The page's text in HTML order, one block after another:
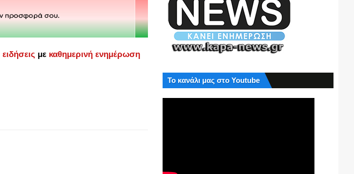
ειδήσεις με καθημερινή ενημέρωση
Το κανάλι μας στο Youtube